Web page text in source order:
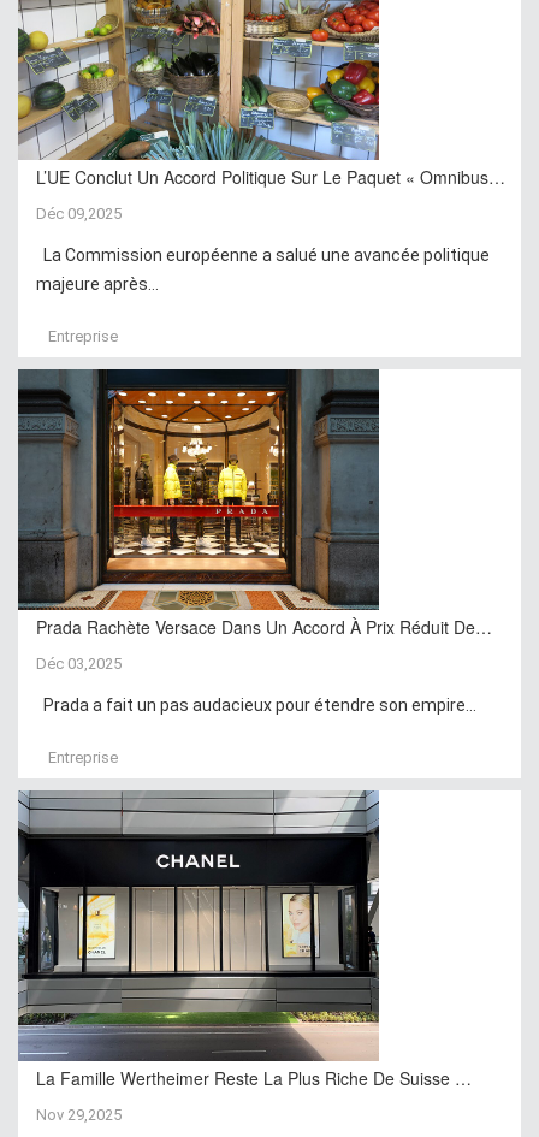
L’UE Conclut Un Accord Politique Sur Le Paquet « Omnibus…
Déc 09,2025
La Commission européenne a salué une avancée politique
majeure après...
Entreprise
Prada Rachète Versace Dans Un Accord À Prix Réduit De…
Déc 03,2025
Prada a fait un pas audacieux pour étendre son empire...
Entreprise
La Famille Wertheimer Reste La Plus Riche De Suisse …
Nov 29,2025